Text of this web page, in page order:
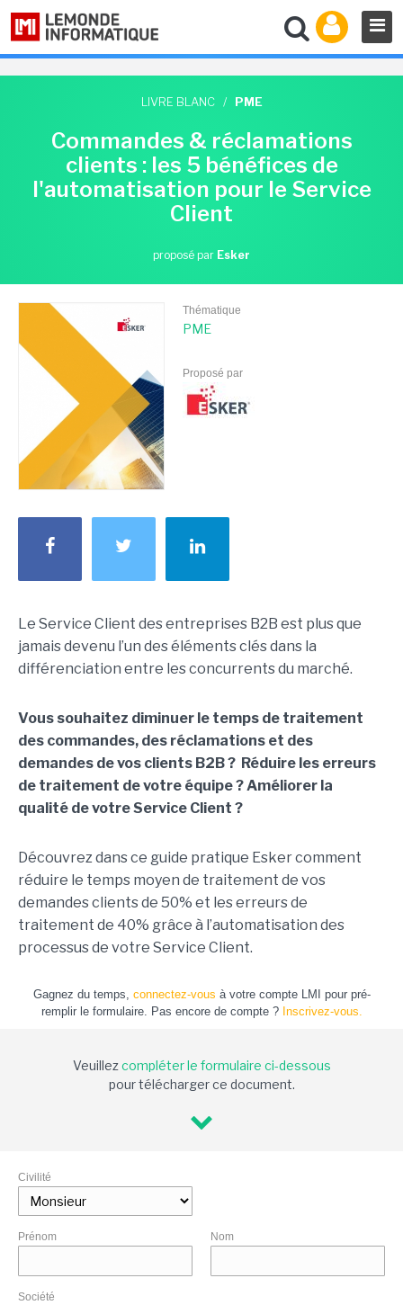
LIVRE BLANC / PME
Commandes & réclamations
clients : les 5 bénéfices de
l'automatisation pour le Service
Client
proposé par Esker
Thématique
PME
Proposé par
Le Service Client des entreprises B2B est plus que
jamais devenu l’un des éléments clés dans la
différenciation entre les concurrents du marché.
Vous souhaitez diminuer le temps de traitement
des commandes, des réclamations et des
demandes de vos clients B2B ? Réduire les erreurs
de traitement de votre équipe ? Améliorer la
qualité de votre Service Client ?
Découvrez dans ce guide pratique Esker comment
réduire le temps moyen de traitement de vos
demandes clients de 50% et les erreurs de
traitement de 40% grâce à l’automatisation des
processus de votre Service Client.
Gagnez du temps, connectez-vous à votre compte LMI pour pré-
remplir le formulaire. Pas encore de compte ? Inscrivez-vous.
Veuillezcompléter le formulaire ci-dessous
pour télécharger ce document.
Civilité
Prénom Nom
Société